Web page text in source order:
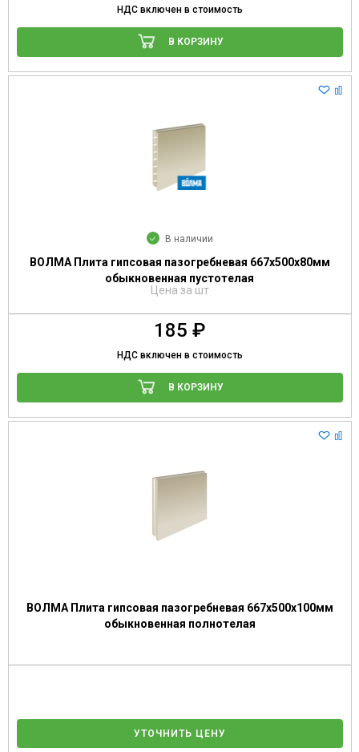
НДС включен в стоимость
В КОРЗИНУ
В наличии
ВОЛМА Плита гипсовая пазогребневая 667х500х80мм
обыкновенная пустотелая
Цена за шт
185 ₽
НДС включен в стоимость
В КОРЗИНУ
ВОЛМА Плита гипсовая пазогребневая 667х500х100мм
обыкновенная полнотелая
УТОЧНИТЬ ЦЕНУ